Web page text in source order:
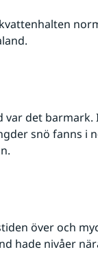
var det
snö fanns i
över och
hade nivåer